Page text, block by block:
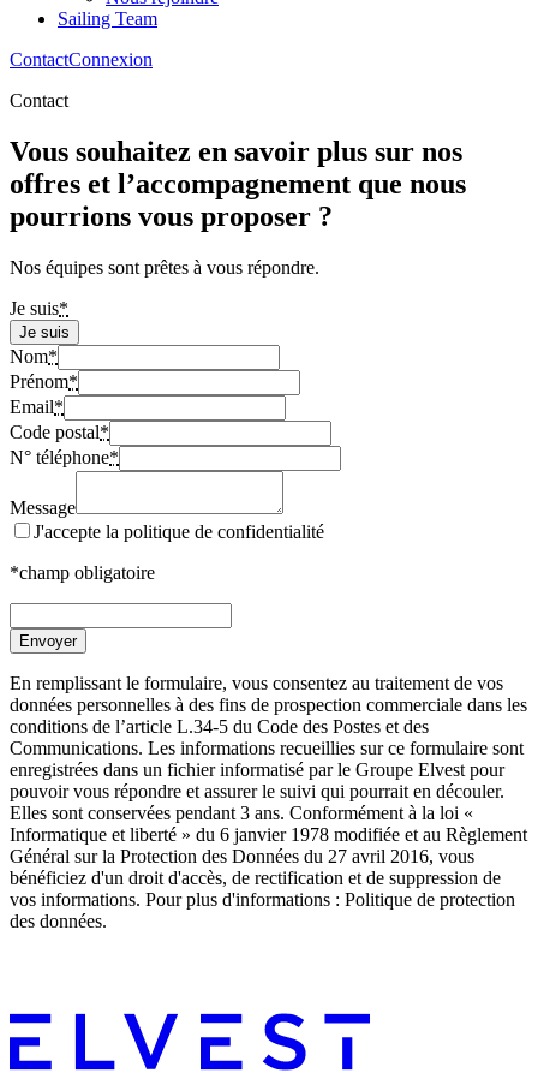
Sailing Team
ContactConnexion
Contact
Vous souhaitez en savoir plus sur nos
offres et l’accompagnement que nous
pourrions vous proposer ?
Nos équipes sont prêtes à vous répondre.
Je suis*
Je suis
Nom*
Prénom*
Email*
Code postal*
N° téléphone*
Message
J'accepte la politique de confidentialité
*champ obligatoire
Envoyer
En remplissant le formulaire, vous consentez au traitement de vos
données personnelles à des fins de prospection commerciale dans les
conditions de l’article L.34-5 du Code des Postes et des
Communications. Les informations recueillies sur ce formulaire sont
enregistrées dans un fichier informatisé par le Groupe Elvest pour
pouvoir vous répondre et assurer le suivi qui pourrait en découler.
Elles sont conservées pendant 3 ans. Conformément à la loi «
Informatique et liberté » du 6 janvier 1978 modifiée et au Règlement
Général sur la Protection des Données du 27 avril 2016, vous
bénéficiez d'un droit d'accès, de rectification et de suppression de
vos informations. Pour plus d'informations : Politique de protection
des données.